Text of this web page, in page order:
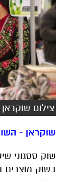
צילום שוקראן
שוקראן -
שוק ססגוני
טבעיים
במקום,
זית, חמוצים